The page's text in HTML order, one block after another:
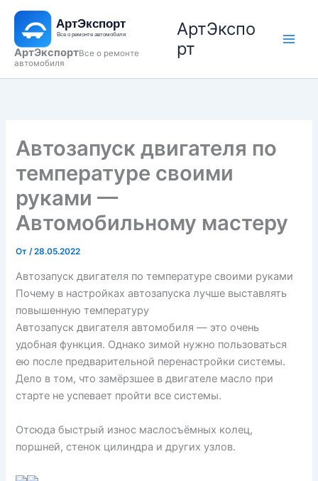
Перейти
содержимому
АртЭкспортВсе о ремонте
автомобиля
АртЭкспо
рт
Автозапуск двигателя по
температуре своими
руками —
Автомобильному мастеру
От /28.05.2022
Автозапуск двигателя по температуре своими руками
Почему в настройках автозапуска лучше выставлять
повышенную температуру
Автозапуск двигателя автомобиля — это очень
удобная функция. Однако зимой нужно пользоваться
ею после предварительной перенастройки системы.
Дело в том, что замёрзшее в двигателе масло при
старте не успевает пройти все системы.
Отсюда быстрый износ маслосъёмных колец,
поршней, стенок цилиндра и других узлов.